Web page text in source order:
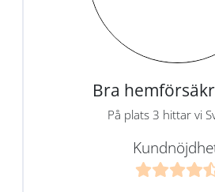
Bra
På plats 3 hittar vi